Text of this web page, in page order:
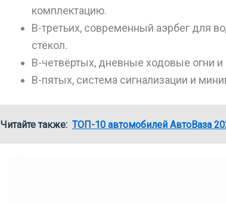
комплектацию.
В-третьих, современный аэрбег для
стёкол.
В-четвёртых, дневные ходовые огни
В-пятых, система сигнализации и
Читайте также: ТОП-10 автомобилей АвтоВаза